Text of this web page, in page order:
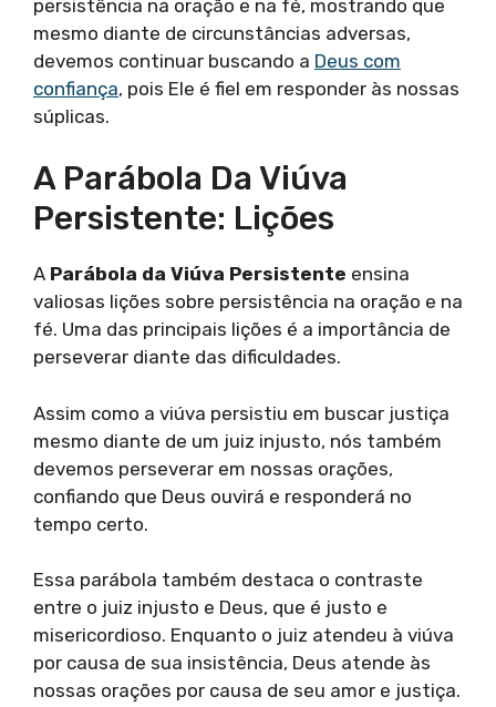
persistência na oração e na fé, mostrando que
mesmo diante de circunstâncias adversas,
devemos continuar buscando a Deus com
confiança, pois Ele é fiel em responder às nossas
súplicas.
A Parábola Da Viúva
Persistente: Lições
A Parábola da Viúva Persistente ensina
valiosas lições sobre persistência na oração e na
fé. Uma das principais lições é a importância de
perseverar diante das dificuldades.
Assim como a viúva persistiu em buscar justiça
mesmo diante de um juiz injusto, nós também
devemos perseverar em nossas orações,
confiando que Deus ouvirá e responderá no
tempo certo.
Essa parábola também destaca o contraste
entre o juiz injusto e Deus, que é justo e
misericordioso. Enquanto o juiz atendeu à viúva
por causa de sua insistência, Deus atende às
nossas orações por causa de seu amor e justiça.